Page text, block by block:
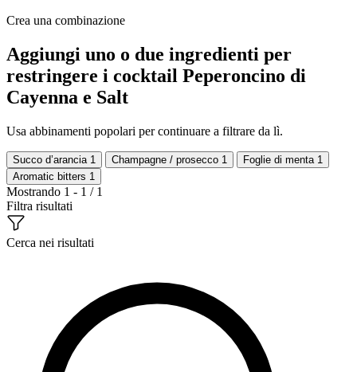
Crea una combinazione
Aggiungi uno o due ingredienti per
restringere i cocktail Peperoncino di
Cayenna e Salt
Usa abbinamenti popolari per continuare a filtrare da lì.
Succo d’arancia 1 Champagne / prosecco 1 Foglie di menta 1
Aromatic bitters 1
Mostrando 1 - 1 / 1
Filtra risultati
Cerca nei risultati